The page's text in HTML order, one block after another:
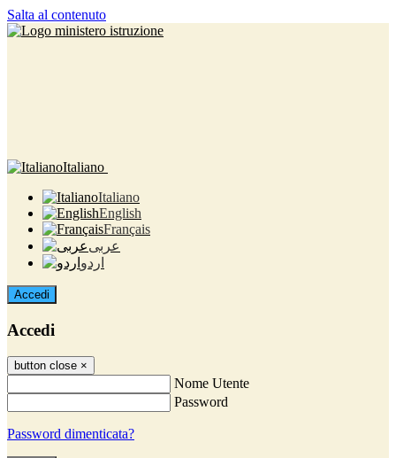
Salta al contenuto
Italiano
Italiano
English
Français
عربى
اردو
Accedi
Accedi
button close ×
Nome Utente
Password
Password dimenticata?